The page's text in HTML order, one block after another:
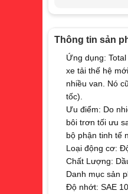
Thông tin sản
Ứng dụng:
xe tải thế hệ
nhiều van. Nó
tốc).
Ưu điểm: Do
bôi trơn tối ưu
bộ phận tinh tế
Loại động cơ:
Chất Lượng:
Danh mục sản
Độ nhớt: SAE